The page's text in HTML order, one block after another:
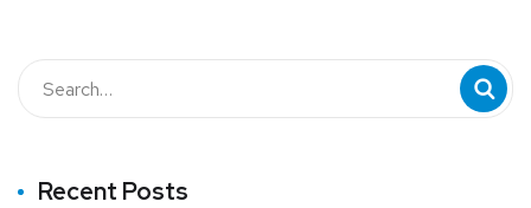
Recent Posts